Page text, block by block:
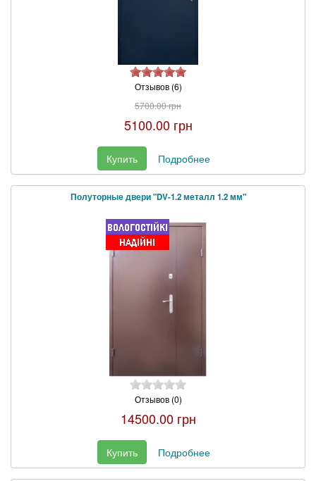
Отзывов (6)
5700.00 грн
5100.00 грн
Купить Подробнее
Полуторные двери "DV-1.2 металл 1.2 мм"
Отзывов (0)
14500.00 грн
Купить Подробнее